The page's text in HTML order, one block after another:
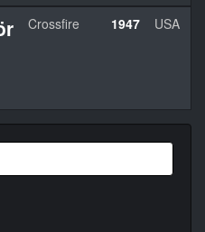
Crossfire 1947 USA